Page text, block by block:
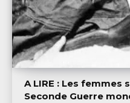
A LIRE : Les femmes
Seconde Guerre